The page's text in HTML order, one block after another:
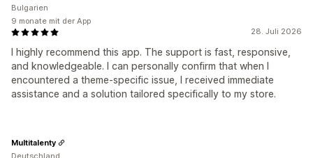
28. Juli 2026
I highly recommend this app. The support is fast, responsive,
and knowledgeable. I can personally confirm that when I
encountered a theme-specific issue, I received immediate
assistance and a solution tailored specifically to my store.
Bulgarien
9 monate mit der App
Multitalenty